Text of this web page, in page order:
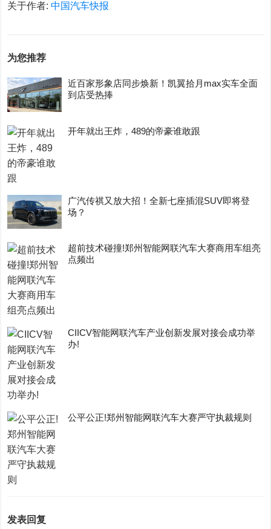
关于作者:中国汽车快报
为您推荐
近百家形象店同步焕新！凯翼拾月max实车全面
到店受热捧
开年就出王炸，489的帝豪谁敢跟
广汽传祺又放大招！全新七座插混SUV即将登
场？
超前技术碰撞!郑州智能网联汽车大赛商用车组亮
点频出
CIICV智能网联汽车产业创新发展对接会成功举
办!
公平公正!郑州智能网联汽车大赛严守执裁规则
发表回复